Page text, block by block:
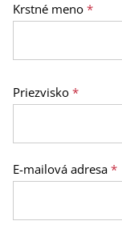
Krstné meno *
Priezvisko *
E-mailová adresa *